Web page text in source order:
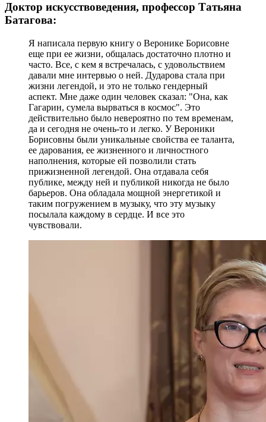
Доктор искусствоведения, профессор Татьяна
Батагова:
Я написала первую книгу о Веронике Борисовне
еще при ее жизни, общалась достаточно плотно и
часто. Все, с кем я встречалась, с удовольствием
давали мне интервью о ней. Дударова стала при
жизни легендой, и это не только гендерный
аспект. Мне даже один человек сказал: "Она, как
Гагарин, сумела вырваться в космос". Это
действительно было невероятно по тем временам,
да и сегодня не очень-то и легко. У Вероники
Борисовны были уникальные свойства ее таланта,
ее дарования, ее жизненного и личностного
наполнения, которые ей позволили стать
прижизненной легендой. Она отдавала себя
публике, между ней и публикой никогда не было
барьеров. Она обладала мощной энергетикой и
таким погружением в музыку, что эту музыку
посылала каждому в сердце. И все это
чувствовали.